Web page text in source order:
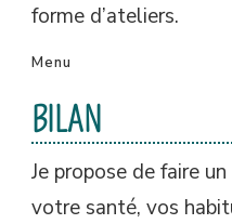
forme d’ateliers.
Menu
BILAN
Je propose de faire
votre santé, vos